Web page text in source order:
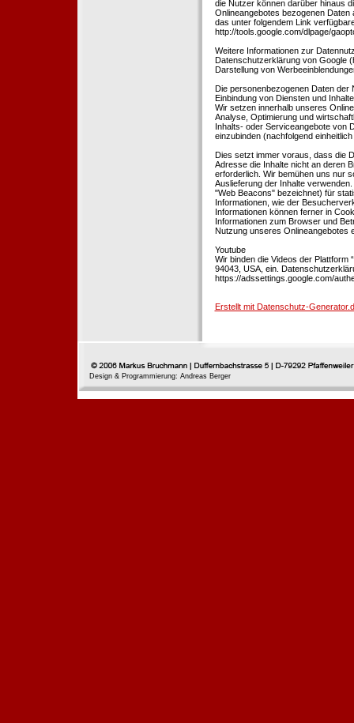
die Nutzer können darüber hinaus
Onlineangebotes bezogenen
das unter folgendem Link
http://tools.google.com/dlpage/
Weitere Informationen zur
Datenschutzerklärung von Google
Darstellung von
Die personenbezogenen Daten der
Einbindung von Diensten und
Wir setzen innerhalb unseres
Analyse, Optimierung und
Inhalts- oder Serviceangebote von
einzubinden (nachfolgend
Dies setzt immer voraus, dass die
Adresse die Inhalte nicht an deren
erforderlich. Wir bemühen uns nur
Auslieferung der Inhalte
"Web Beacons" bezeichnet) für
Informationen, wie der
Informationen können ferner in
Informationen zum Browser und
Nutzung unseres Onlineangebotes
Youtube
Wir binden die Videos der Plattform
94043, USA, ein.
https://adssettings.google.com/
Erstellt mit Datenschutz-
Design & Programmierung: Andreas Berger